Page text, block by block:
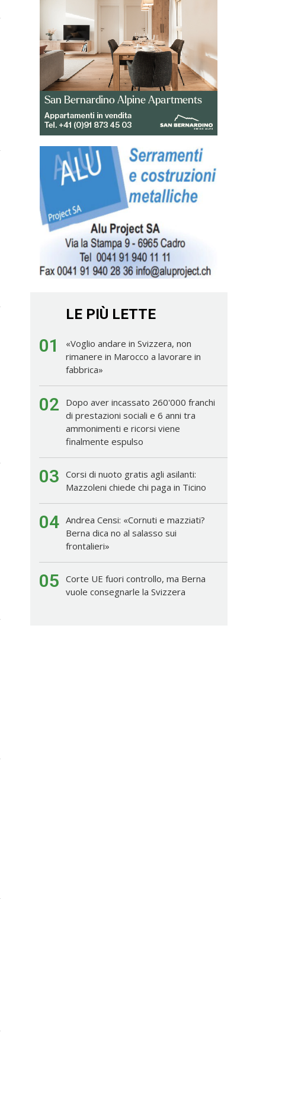
LE PIÙ LETTE
01
«Voglio andare in Svizzera, non
rimanere in Marocco a lavorare in
fabbrica»
02
Dopo aver incassato 260'000 franchi
di prestazioni sociali e 6 anni tra
ammonimenti e ricorsi viene
finalmente espulso
03 Corsi di nuoto gratis agli asilanti:
Mazzoleni chiede chi paga in Ticino
04 Andrea Censi: «Cornuti e mazziati?
Berna dica no al salasso sui
frontalieri»
05 Corte UE fuori controllo, ma Berna
vuole consegnarle la Svizzera